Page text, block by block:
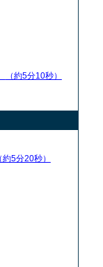
（約5分10秒）
約5分20秒）